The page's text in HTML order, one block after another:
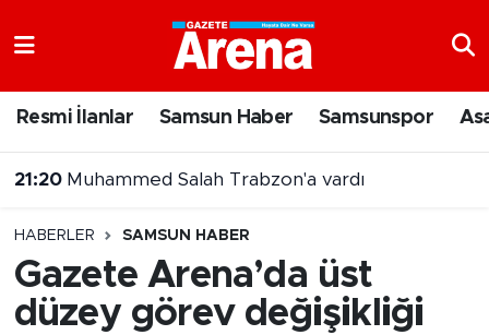
Resmi İlanlar Samsun Haber Samsunspor
21:20 Muhammed Salah Trabzon'a vardı
HABERLER SAMSUN HABER
Gazete Arena’da üst
düzey görev değişikliği
Süper Lig Puan Durumu ve Fikstür